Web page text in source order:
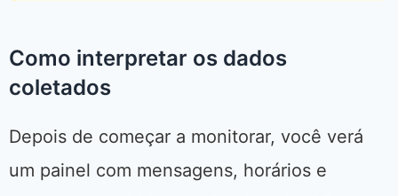
Como interpretar os dados
coletados
Depois de começar a monitorar, você verá
um painel com mensagens, horários e